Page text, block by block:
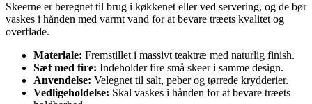
Skeerne er beregnet til brug i køkkenet eller ved servering, og de bør
vaskes i hånden med varmt vand for at bevare træets kvalitet og
overflade.
Materiale: Fremstillet i massivt teaktræ med naturlig finish.
Sæt med fire: Indeholder fire små skeer i samme design.
Anvendelse: Velegnet til salt, peber og tørrede krydderier.
Vedligeholdelse: Skal vaskes i hånden for at bevare træets